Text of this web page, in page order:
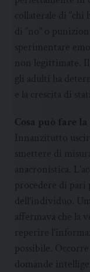
Cosa può fare la
Innanzitutto
smettere di
anacronistica.
procedere di pari
dell’individuo.
affermava che la
reperire
possibile.
domande